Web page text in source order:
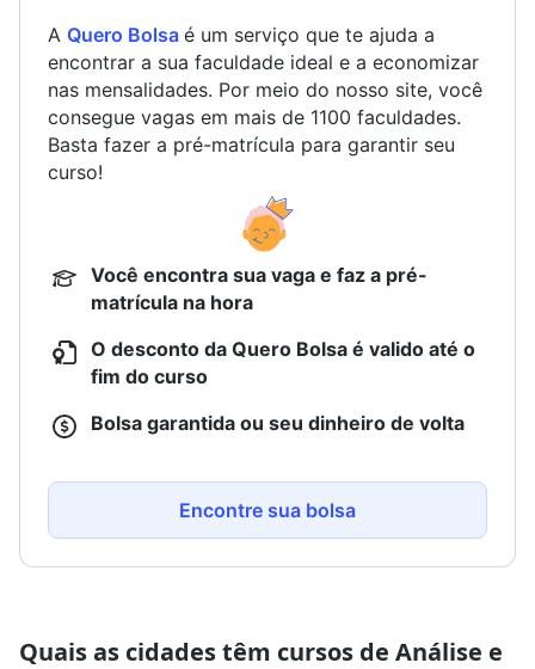
A Quero Bolsa é um serviço que te ajuda a
encontrar a sua faculdade ideal e a economizar
nas mensalidades. Por meio do nosso site, você
consegue vagas em mais de 1100 faculdades.
Basta fazer a pré-matrícula para garantir seu
curso!
Você encontra sua vaga e faz a pré-
matrícula na hora
O desconto da Quero Bolsa é valido até o
fim do curso
Bolsa garantida ou seu dinheiro de volta
Encontre sua bolsa
Quais as cidades têm cursos de Análise e